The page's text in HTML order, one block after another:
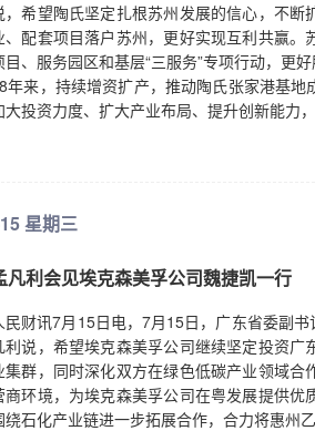
，希望陶氏坚定扎根苏州发展的信心，不
、配套项目落户苏州，更好实现互利共赢
目、服务园区和基层“三服务”专项行动，更
年来，持续增资扩产，推动陶氏张家港基
大投资力度、扩大产业布局、提升创新能力
星期三
凡利会见埃克森美孚公司魏捷凯一行
民财讯7月15日电，7月15日，广东省委副
利说，希望埃克森美孚公司继续坚定投资
集群，同时深化双方在绿色低碳产业领域
商环境，为埃克森美孚公司在粤发展提供
绕石化产业链进一步拓展合作，合力将惠州